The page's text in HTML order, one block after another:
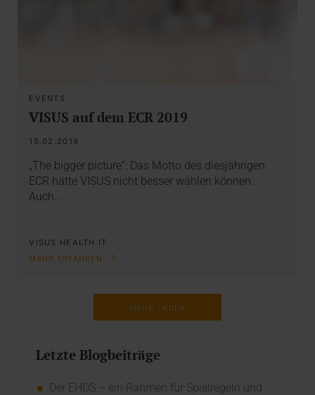
EVENTS
VISUS auf dem ECR 2019
15.02.2019
„The bigger picture“: Das Motto des diesjährigen
ECR hätte VISUS nicht besser wählen können.
Auch…
VISUS HEALTH IT
MEHR ERFAHREN
MEHR LADEN
Letzte Blogbeiträge
Der EHDS – ein Rahmen für Spielregeln und